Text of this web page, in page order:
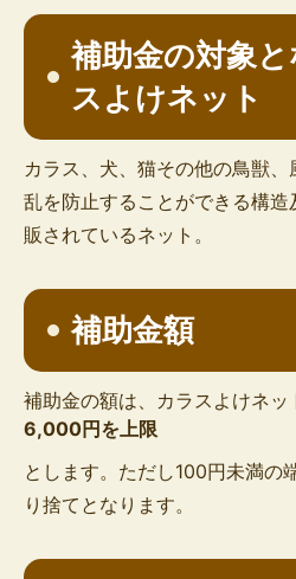
補助金の対象
スよけネット
カラス、犬、猫その他の鳥獣
乱を防止することができる構
販されているネット。
補助金額
補助金の額は、カラスよけネ
6,000円を上限
とします。ただし100円未満の
り捨てとなります。